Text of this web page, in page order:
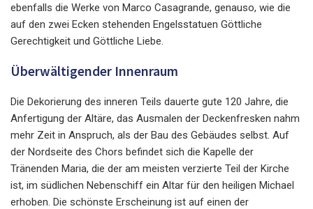
ebenfalls die Werke von Marco Casagrande, genauso, wie die
auf den zwei Ecken stehenden Engelsstatuen Göttliche
Gerechtigkeit und Göttliche Liebe.
Überwältigender Innenraum
Die Dekorierung des inneren Teils dauerte gute 120 Jahre, die
Anfertigung der Altäre, das Ausmalen der Deckenfresken nahm
mehr Zeit in Anspruch, als der Bau des Gebäudes selbst. Auf
der Nordseite des Chors befindet sich die Kapelle der
Tränenden Maria, die der am meisten verzierte Teil der Kirche
ist, im südlichen Nebenschiff ein Altar für den heiligen Michael
erhoben. Die schönste Erscheinung ist auf einen der